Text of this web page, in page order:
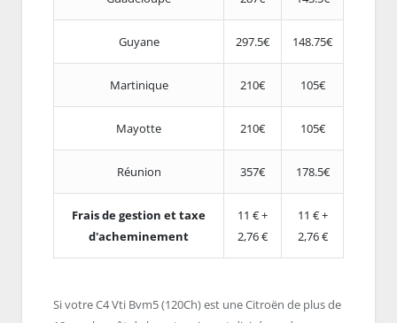
Guyane 297.5€ 148.75€
Martinique 210€ 105€
Mayotte 210€ 105€
Réunion 357€ 178.5€
Frais de gestion et taxe
d'acheminement
11 € +
2,76 €
11 € +
2,76 €
Si votre C4 Vti Bvm5 (120Ch) est une Citroën de plus de